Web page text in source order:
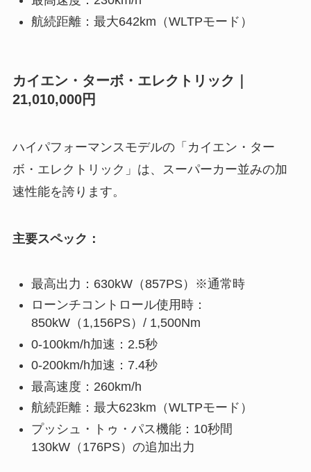
航続距離：最大642km（WLTPモード）
カイエン・ターボ・エレクトリック｜
21,010,000円
ハイパフォーマンスモデルの「カイエン・ター
ボ・エレクトリック」は、スーパーカー並みの加
速性能を誇ります。
主要スペック：
最高出力：630kW（857PS）※通常時
ローンチコントロール使用時：
850kW（1,156PS）/ 1,500Nm
0-100km/h加速：2.5秒
0-200km/h加速：7.4秒
最高速度：260km/h
航続距離：最大623km（WLTPモード）
プッシュ・トゥ・パス機能：10秒間
130kW（176PS）の追加出力